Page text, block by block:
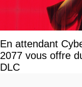
En attendant
2077 vous offre
DLC